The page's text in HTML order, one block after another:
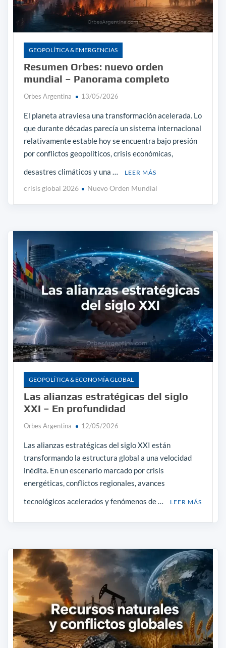
GEOPOLÍTICA & EMERGENCIAS
Resumen Orbes: nuevo orden
mundial – Panorama completo
Orbes Argentina 13/05/2026
El planeta atraviesa una transformación acelerada. Lo
que durante décadas parecía un sistema internacional
relativamente estable hoy se encuentra bajo presión
por conflictos geopolíticos, crisis económicas,
desastres climáticos y una …
LEER MÁS
crisis global 2026 Nuevo Orden Mundial
GEOPOLÍTICA & ECONOMÍA GLOBAL
Las alianzas estratégicas del siglo
XXI – En profundidad
Orbes Argentina 12/05/2026
Las alianzas estratégicas del siglo XXI están
transformando la estructura global a una velocidad
inédita. En un escenario marcado por crisis
energéticas, conflictos regionales, avances
tecnológicos acelerados y fenómenos de …
LEER MÁS